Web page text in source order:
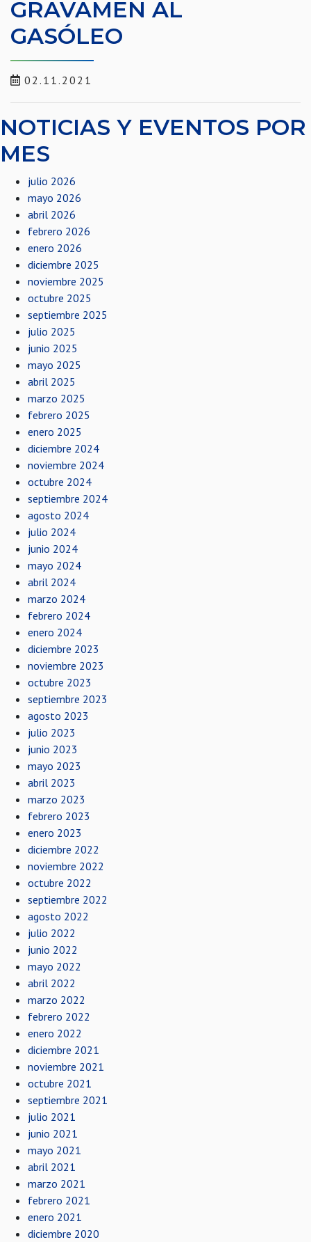
GRAVAMEN AL
GASÓLEO
02.11.2021
NOTICIAS Y EVENTOS POR
MES
julio 2026
mayo 2026
abril 2026
febrero 2026
enero 2026
diciembre 2025
noviembre 2025
octubre 2025
septiembre 2025
julio 2025
junio 2025
mayo 2025
abril 2025
marzo 2025
febrero 2025
enero 2025
diciembre 2024
noviembre 2024
octubre 2024
septiembre 2024
agosto 2024
julio 2024
junio 2024
mayo 2024
abril 2024
marzo 2024
febrero 2024
enero 2024
diciembre 2023
noviembre 2023
octubre 2023
septiembre 2023
agosto 2023
julio 2023
junio 2023
mayo 2023
abril 2023
marzo 2023
febrero 2023
enero 2023
diciembre 2022
noviembre 2022
octubre 2022
septiembre 2022
agosto 2022
julio 2022
junio 2022
mayo 2022
abril 2022
marzo 2022
febrero 2022
enero 2022
diciembre 2021
noviembre 2021
octubre 2021
septiembre 2021
julio 2021
junio 2021
mayo 2021
abril 2021
marzo 2021
febrero 2021
enero 2021
diciembre 2020